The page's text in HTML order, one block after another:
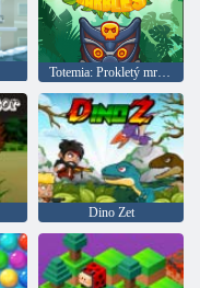
Totemia: Prokletý mramor
Dino Zet